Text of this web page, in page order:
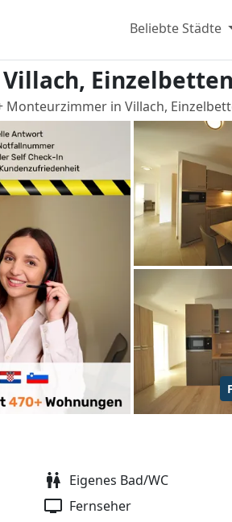
Beliebte Städte
Monteurzimmer in Villach,
Eigenes Bad/WC
Fernseher